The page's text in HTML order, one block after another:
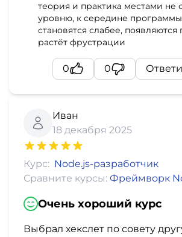
теория и практика местами не
уровню, к середине
становятся слабее,
растёт фрустрации
0 0
Иван
18 декабря 2025
Курс: Node.js-разработчик
Сравните курсы: Фреймворк
Очень хороший курс
Выбрал хекслет по совету